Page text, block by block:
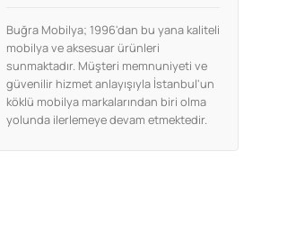
Buğra Mobilya; 1996'dan bu yana kaliteli
mobilya ve aksesuar ürünleri
sunmaktadır. Müşteri memnuniyeti ve
güvenilir hizmet anlayışıyla İstanbul'un
köklü mobilya markalarından biri olma
yolunda ilerlemeye devam etmektedir.